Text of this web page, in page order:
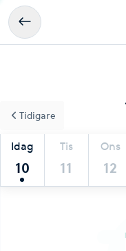
Idag
10
Tis
11
Ons
12
Tidigare